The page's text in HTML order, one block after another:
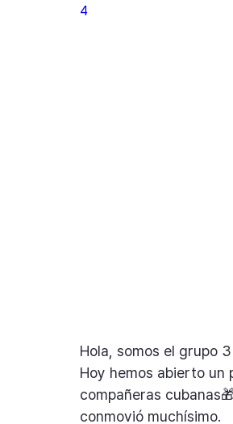
4
Hola, somos el grupo
Hoy hemos abierto un
compañeras
conmovió muchísimo.